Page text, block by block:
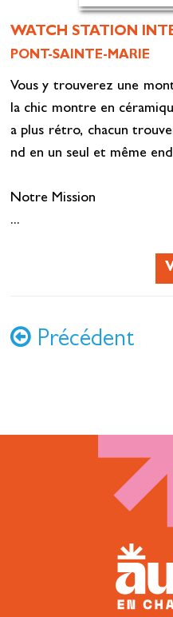
WATCH STATION
PONT-SAINTE-MARIE
Vous y trouverez une
la chic montre en
a plus rétro, chacun
nd en un seul et même
Notre Mission
...
Précédent